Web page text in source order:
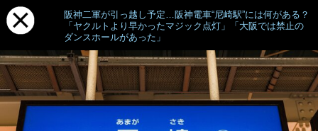
阪神二軍が引っ越し予定…阪神電車“尼崎駅”には何がある？
「ヤクルトより早かったマジック点灯」「大阪では禁止の
ダンスホールがあった」